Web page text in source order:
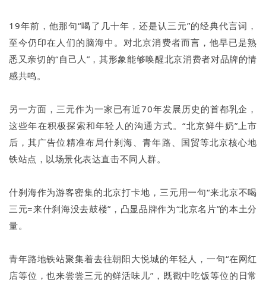
19年前，他那句“喝了几十年，还是认三元”的经典代言词，
至今仍印在人们的脑海中。对北京消费者而言，他早已是熟
悉又亲切的“自己人”，其形象能够唤醒北京消费者对品牌的情
感共鸣。
另一方面，三元作为一家已有近70年发展历史的首都乳企，
这些年在积极探索和年轻人的沟通方式。“北京鲜牛奶”上市
后，其广告位精准布局什刹海、青年路、国贸等北京核心地
铁站点，以场景化表达直击不同人群。
什刹海作为游客密集的北京打卡地，三元用一句“来北京不喝
三元=来什刹海没去鼓楼”，凸显品牌作为“北京名片”的本土分
量。
青年路地铁站聚集着去往朝阳大悦城的年轻人，一句“在网红
店等位，也来尝尝三元的鲜活味儿”，既戳中吃饭等位的日常